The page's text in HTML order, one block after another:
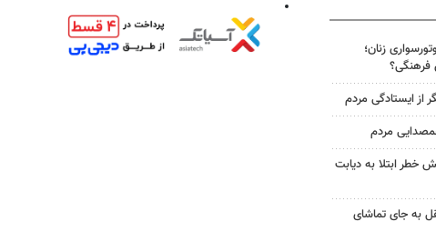
زنان؛
فرهنگی؟
از ایستادگی مردم
مردم
خطر ابتلا به دیابت
به جای تماشای